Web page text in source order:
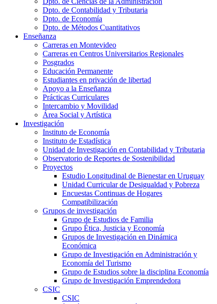
Dpto. de Contabilidad y Tributaria
Dpto. de Economía
Dpto. de Métodos Cuantitativos
Enseñanza
Carreras en Montevideo
Carreras en Centros Universitarios Regionales
Posgrados
Educación Permanente
Estudiantes en privación de libertad
Apoyo a la Enseñanza
Prácticas Curriculares
Intercambio y Movilidad
Área Social y Artística
Investigación
Instituto de Economía
Instituto de Estadística
Unidad de Investigación en Contabilidad y Tributaria
Observatorio de Reportes de Sostenibilidad
Proyectos
Estudio Longitudinal de Bienestar en Uruguay
Unidad Curricular de Desigualdad y Pobreza
Encuestas Continuas de Hogares
Compatibilización
Grupos de investigación
Grupo de Estudios de Familia
Grupo Ética, Justicia y Economía
Grupos de Investigación en Dinámica
Económica
Grupo de Investigación en Administración y
Economía del Turismo
Grupo de Estudios sobre la disciplina Economía
Grupo de Investigación Emprendedora
CSIC
CSIC